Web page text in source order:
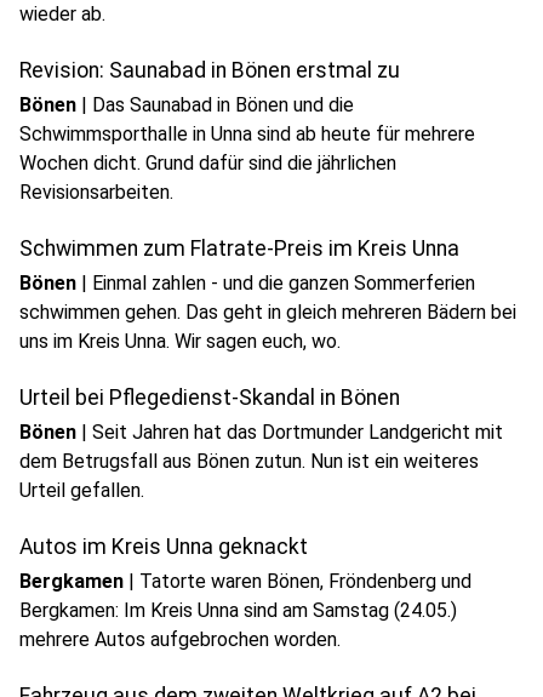
wieder ab.
Revision: Saunabad in Bönen erstmal zu
Bönen | Das Saunabad in Bönen und die
Schwimmsporthalle in Unna sind ab heute für mehrere
Wochen dicht. Grund dafür sind die jährlichen
Revisionsarbeiten.
Schwimmen zum Flatrate-Preis im Kreis Unna
Bönen | Einmal zahlen - und die ganzen Sommerferien
schwimmen gehen. Das geht in gleich mehreren Bädern bei
uns im Kreis Unna. Wir sagen euch, wo.
Urteil bei Pflegedienst-Skandal in Bönen
Bönen | Seit Jahren hat das Dortmunder Landgericht mit
dem Betrugsfall aus Bönen zutun. Nun ist ein weiteres
Urteil gefallen.
Autos im Kreis Unna geknackt
Bergkamen | Tatorte waren Bönen, Fröndenberg und
Bergkamen: Im Kreis Unna sind am Samstag (24.05.)
mehrere Autos aufgebrochen worden.